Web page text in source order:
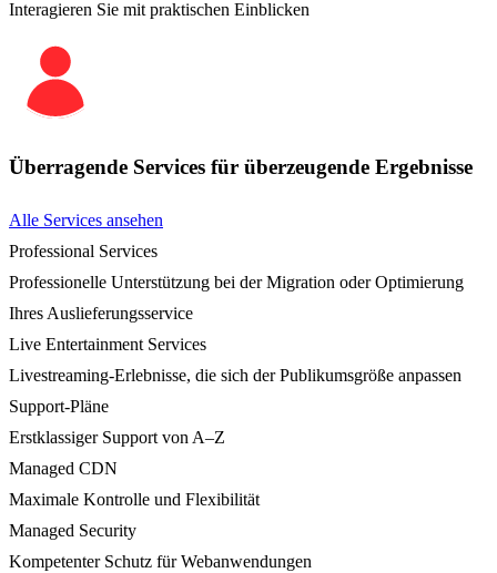
Interagieren Sie mit praktischen Einblicken
Überragende Services für überzeugende Ergebnisse
Alle Services ansehen
Professional Services
Professionelle Unterstützung bei der Migration oder Optimierung
Ihres Auslieferungsservice
Live Entertainment Services
Livestreaming-Erlebnisse, die sich der Publikumsgröße anpassen
Support-Pläne
Erstklassiger Support von A–Z
Managed CDN
Maximale Kontrolle und Flexibilität
Managed Security
Kompetenter Schutz für Webanwendungen